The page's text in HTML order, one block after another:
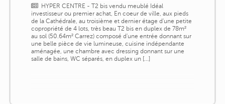
HYPER CENTRE - T2 bis vendu meublé Idéal
investisseur ou premier achat, En coeur de ville, aux pieds
de la Cathédrale, au troisième et dernier étage d'une petite
copropriété de 4 lots, très beau T2 bis en duplex de 78m²
au sol (50.64m² Carrez) composé d'une entrée donnant sur
une belle pièce de vie lumineuse, cuisine indépendante
aménagée, une chambre avec dressing donnant sur une
salle de bains, WC séparés, en duplex un [...]